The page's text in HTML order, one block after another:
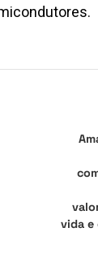
vida e